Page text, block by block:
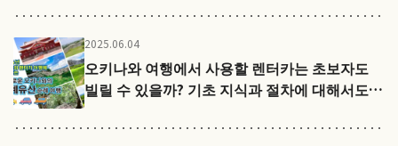
2025.06.04
오키나와 여행에서 사용할 렌터카는 초보자도
빌릴 수 있을까? 기초 지식과 절차에 대해서도